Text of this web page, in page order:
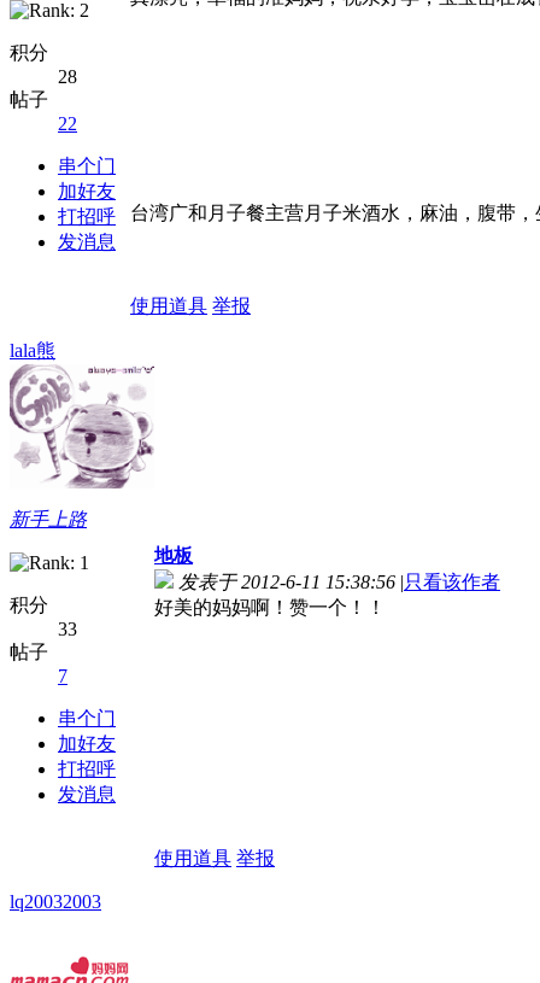
积分
28
帖子
22
串个门
加好友
打招呼
发消息
台湾广和月子餐主营月子米酒水，麻油，腹带，
使用道具 举报
lala熊
新手上路
积分
33
帖子
7
串个门
加好友
打招呼
发消息
地板
发表于 2012-6-11 15:38:56 |只看该作者
好美的妈妈啊！赞一个！！
使用道具 举报
lq20032003